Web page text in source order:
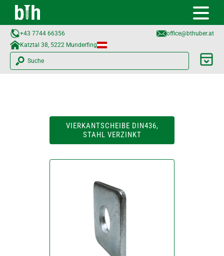
+43 7744 66356
office@bthuber.at​
Katztal 38, 5222 Munderfing
Suche
VIERKANTSCHEIBE DIN436,
STAHL VERZINKT